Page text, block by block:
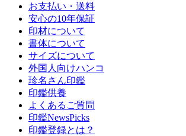
お支払い・送料
安心の10年保証
印材について
書体について
サイズについて
外国人向けハンコ
珍名さん印鑑
印鑑供養
よくあるご質問
印鑑NewsPicks
印鑑登録とは？